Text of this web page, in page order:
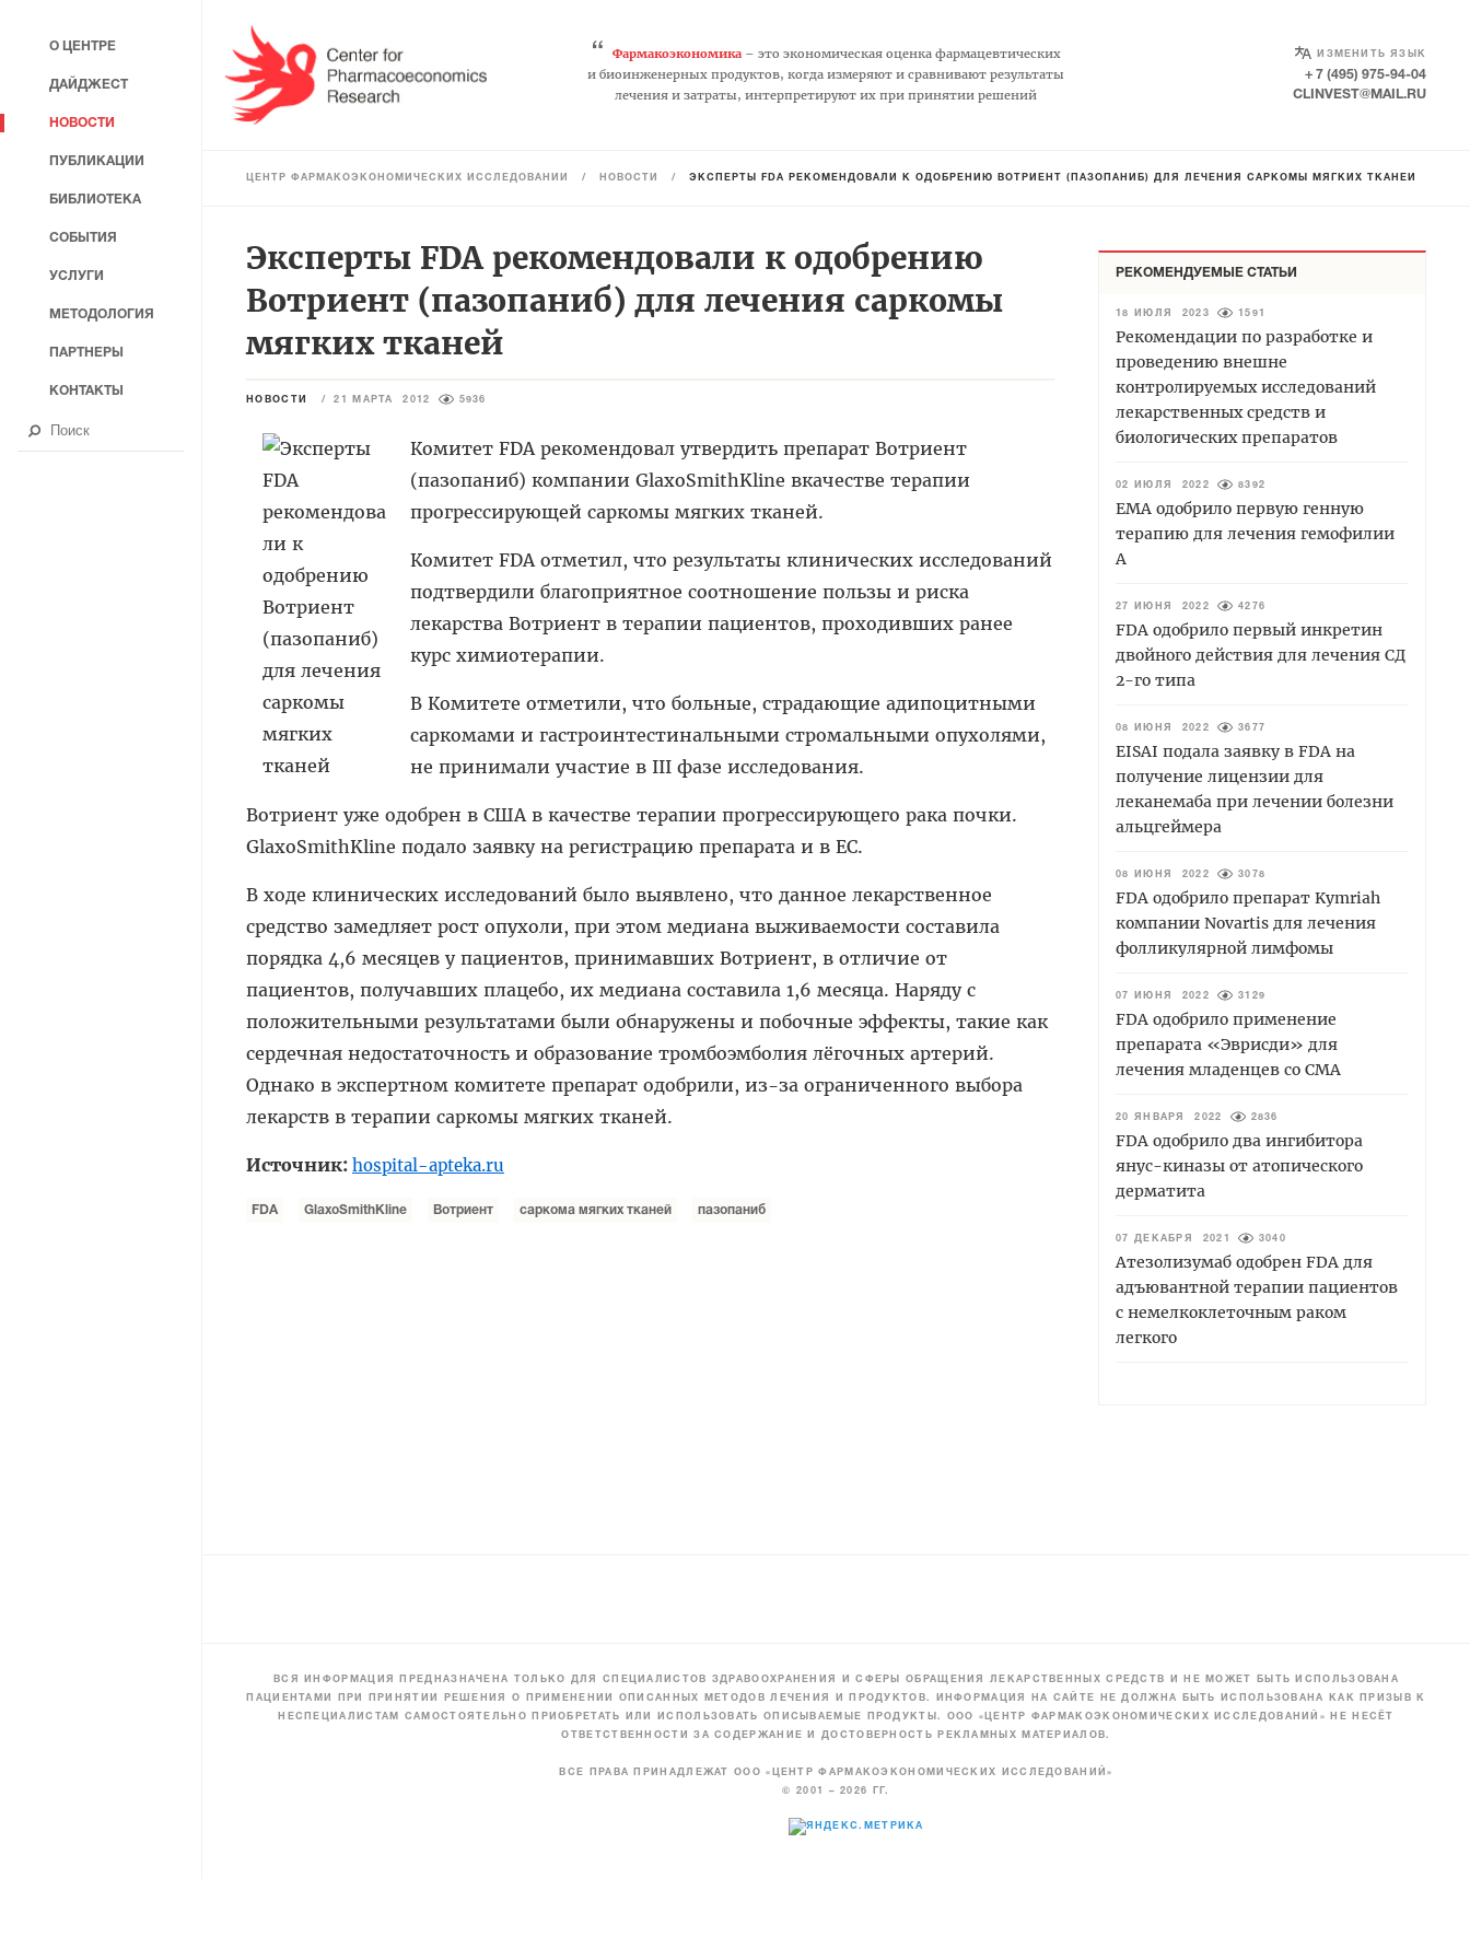
“ Фармакоэкономика– это экономическая оценка фармацевтических
и биоинженерных продуктов, когда измеряют и сравнивают результаты
лечения и затраты, интерпретируют их при принятии решений
ИЗМЕНИТЬ ЯЗЫК
SELECT LANGUAGE
+ 7 (495) 975-94-04
CLINVEST@MAIL.RU
ЦЕНТР ФАРМАКОЭКОНОМИЧЕСКИХ ИССЛЕДОВАНИЙ / НОВОСТИ / ЭКСПЕРТЫ FDA РЕКОМЕНДОВАЛИ К ОДОБРЕНИЮ ВОТРИЕНТ (ПАЗОПАНИБ) ДЛЯ ЛЕЧЕНИЯ САРКОМЫ МЯГКИХ ТКАНЕЙ
Эксперты FDA рекомендовали к одобрению
Вотриент (пазопаниб) для лечения саркомы
мягких тканей
НОВОСТИ / 21 МАРТА 2012 5936
Комитет FDA рекомендовал утвердить препарат Вотриент
(пазопаниб) компании GlaxoSmithKline вкачестве терапии
прогрессирующей саркомы мягких тканей.
Комитет FDA отметил, что результаты клинических исследований
подтвердили благоприятное соотношение пользы и риска
лекарства Вотриент в терапии пациентов, проходивших ранее
курс химиотерапии.
В Комитете отметили, что больные, страдающие адипоцитными
саркомами и гастроинтестинальными стромальными опухолями,
не принимали участие в III фазе исследования.
Вотриент уже одобрен в США в качестве терапии прогрессирующего рака почки.
GlaxoSmithKline подало заявку на регистрацию препарата и в ЕС.
В ходе клинических исследований было выявлено, что данное лекарственное
средство замедляет рост опухоли, при этом медиана выживаемости составила
порядка 4,6 месяцев у пациентов, принимавших Вотриент, в отличие от
пациентов, получавших плацебо, их медиана составила 1,6 месяца. Наряду с
положительными результатами были обнаружены и побочные эффекты, такие как
сердечная недостаточность и образование тромбоэмболия лёгочных артерий.
Однако в экспертном комитете препарат одобрили, из-за ограниченного выбора
лекарств в терапии саркомы мягких тканей.
Источник: hospital-apteka.ru
FDA GlaxoSmithKline Вотриент саркома мягких тканей пазопаниб
РЕКОМЕНДУЕМЫЕ СТАТЬИ
18 ИЮЛЯ 2023 1591
Рекомендации по разработке и
проведению внешне
контролируемых исследований
лекарственных средств и
биологических препаратов
02 ИЮЛЯ 2022 8392
EMA одобрило первую генную
терапию для лечения гемофилии
А
27 ИЮНЯ 2022 4276
FDA одобрило первый инкретин
двойного действия для лечения СД
2-го типа
08 ИЮНЯ 2022 3677
EISAI подала заявку в FDA на
получение лицензии для
леканемаба при лечении болезни
альцгеймера
08 ИЮНЯ 2022 3078
FDA одобрило препарат Kymriah
компании Novartis для лечения
фолликулярной лимфомы
07 ИЮНЯ 2022 3129
FDA одобрило применение
препарата «Эврисди» для
лечения младенцев со СМА
20 ЯНВАРЯ 2022 2836
FDA одобрило два ингибитора
янус-киназы от атопического
дерматита
07 ДЕКАБРЯ 2021 3040
Атезолизумаб одобрен FDA для
адъювантной терапии пациентов
с немелкоклеточным раком
легкого
ВСЯ ИНФОРМАЦИЯ ПРЕДНАЗНАЧЕНА ТОЛЬКО ДЛЯ СПЕЦИАЛИСТОВ ЗДРАВООХРАНЕНИЯ И СФЕРЫ ОБРАЩЕНИЯ ЛЕКАРСТВЕННЫХ СРЕДСТВ И НЕ МОЖЕТ БЫТЬ ИСПОЛЬЗОВАНА
ПАЦИЕНТАМИ ПРИ ПРИНЯТИИ РЕШЕНИЯ О ПРИМЕНЕНИИ ОПИСАННЫХ МЕТОДОВ ЛЕЧЕНИЯ И ПРОДУКТОВ. ИНФОРМАЦИЯ НА САЙТЕ НЕ ДОЛЖНА БЫТЬ ИСПОЛЬЗОВАНА КАК ПРИЗЫВ К
НЕСПЕЦИАЛИСТАМ САМОСТОЯТЕЛЬНО ПРИОБРЕТАТЬ ИЛИ ИСПОЛЬЗОВАТЬ ОПИСЫВАЕМЫЕ ПРОДУКТЫ. ООО «ЦЕНТР ФАРМАКОЭКОНОМИЧЕСКИХ ИССЛЕДОВАНИЙ» НЕ НЕСЁТ
ОТВЕТСТВЕННОСТИ ЗА СОДЕРЖАНИЕ И ДОСТОВЕРНОСТЬ РЕКЛАМНЫХ МАТЕРИАЛОВ.
ВСЕ ПРАВА ПРИНАДЛЕЖАТ ООО «ЦЕНТР ФАРМАКОЭКОНОМИЧЕСКИХ ИССЛЕДОВАНИЙ»
© 2001 – 2026 ГГ.
О ЦЕНТРЕ
ДАЙДЖЕСТ
НОВОСТИ
ПУБЛИКАЦИИ
БИБЛИОТЕКА
СОБЫТИЯ
УСЛУГИ
МЕТОДОЛОГИЯ
ПАРТНЕРЫ
КОНТАКТЫ